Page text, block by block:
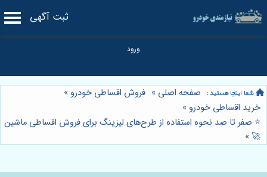
ثبت آگهی
صفحه اصلی » فروش اقساطی خودرو »
خرید اقساطی خودرو »
⭐️ صفر تا صد نحوه استفاده از طرح‌های لیزینگ برای فروش اقساطی ماشین
🚀
»